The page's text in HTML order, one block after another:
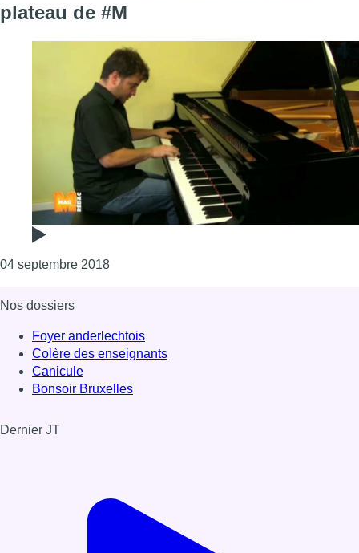
plateau de #M
04 septembre 2018Consulter l'article "Le Marni Jazz Festival
Nos dossiers
Foyer anderlechtois
Colère des enseignants
Canicule
Bonsoir Bruxelles
Dernier JT